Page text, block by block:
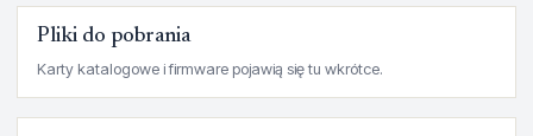
Pliki do pobrania
Karty katalogowe i firmware pojawią się tu wkrótce.